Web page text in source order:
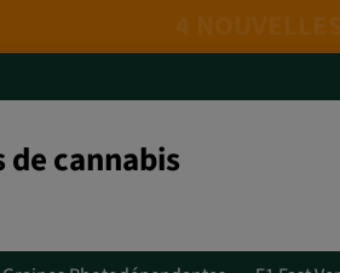
de cannabis